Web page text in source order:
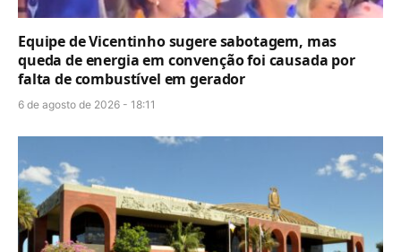
Equipe de Vicentinho sugere sabotagem, mas
queda de energia em convenção foi causada por
falta de combustível em gerador
6 de agosto de 2026 - 18:11